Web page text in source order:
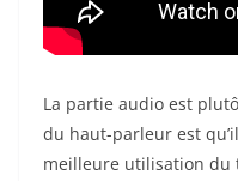
La partie audio est
du haut-parleur est
meilleure utilisation du